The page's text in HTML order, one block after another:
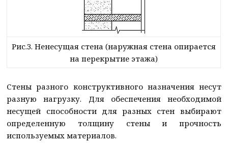
Рис.3. Ненесущая стена (наружная стена опирается
на перекрытие этажа)
Стены разного конструктивного назначения несут
разную нагрузку. Для обеспечения необходимой
несущей способности для разных стен выбирают
определенную толщину стены и прочность
используемых материалов.